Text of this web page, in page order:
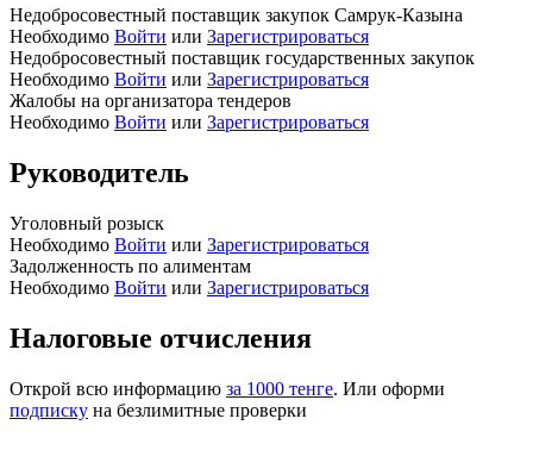
Недобросовестный поставщик закупок Самрук-Казына
Необходимо Войти или Зарегистрироваться
Недобросовестный поставщик государственных закупок
Необходимо Войти или Зарегистрироваться
Жалобы на организатора тендеров
Необходимо Войти или Зарегистрироваться
Руководитель
Уголовный розыск
Необходимо Войти или Зарегистрироваться
Задолженность по алиментам
Необходимо Войти или Зарегистрироваться
Налоговые отчисления
Открой всю информацию за 1000 тенге. Или оформи
подписку на безлимитные проверки